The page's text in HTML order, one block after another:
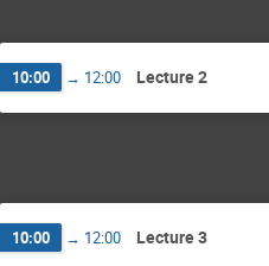
10:00 → 12:00 Lecture 2
10:00 → 12:00 Lecture 3